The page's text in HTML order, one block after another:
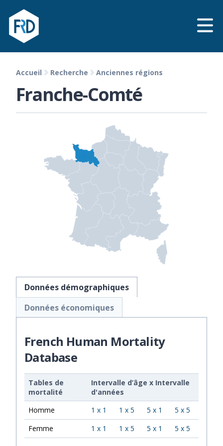
Accueil Recherche Anciennes régions
Franche-Comté
Données démographiques
Données économiques
French Human Mortality
Database
Tables de
mortalité
Intervalle d’âge x Intervalle
d'années
Homme
1 x 1 1 x 5 5 x 1
5 x 5
Femme
1 x 1 1 x 5 5 x 1 5 x 5